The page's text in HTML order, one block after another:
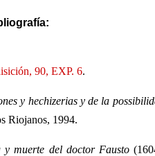
90, EXP. 6.
y hechizerias y de la
Riojanos, 1994.
muerte del doctor Fausto